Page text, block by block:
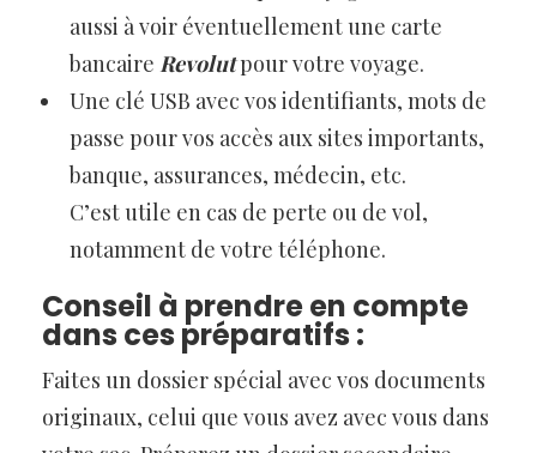
aussi à voir éventuellement une carte
bancaire Revolutpour votre voyage.
Une clé USB avec vos identifiants, mots de
passe pour vos accès aux sites importants,
banque, assurances, médecin, etc.
C’est utile en cas de perte ou de vol,
notamment de votre téléphone.
Conseil à prendre en compte
dans ces préparatifs :
Faites un dossier spécial avec vos documents
originaux, celui que vous avez avec vous dans